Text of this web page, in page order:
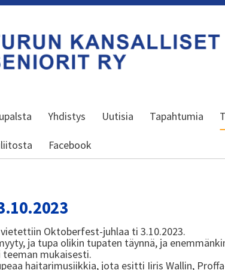
seniorit ry
Yhdistys Uutisia Tapahtumia
Facebook
Oktoberfest-juhlaa ti 3.10.2023.
ja tupa olikin tupaten täynnä, ja
mukaisesti.
haitarimusiikkia, jota esitti Iiris Wallin,